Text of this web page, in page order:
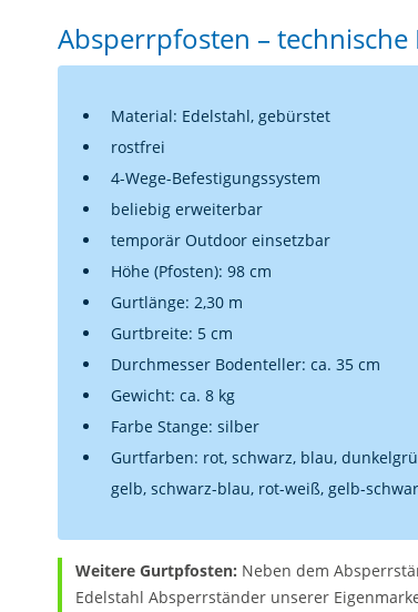
Absperrpfosten –
Material: Edelstahl, gebürstet
rostfrei
4-Wege-Befestigungssystem
beliebig erweiterbar
temporär Outdoor einsetzbar
Höhe (Pfosten): 98 cm
Gurtlänge: 2,30 m
Gurtbreite: 5 cm
Durchmesser Bodenteller: ca. 35 cm
Gewicht: ca. 8 kg
Farbe Stange: silber
Gurtfarben: rot, schwarz, blau,
gelb, schwarz-blau, rot-weiß, gelb-
Weitere Gurtpfosten: Neben dem
Edelstahl Absperrständer unserer